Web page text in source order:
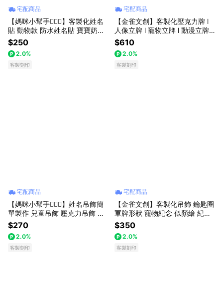
宅配商品
【媽咪小幫手🧚🏻‍♀️】客製化姓名
貼 動物款 防水姓名貼 寶寶奶瓶
貼紙 幼兒園兒童貼紙 客製化水
晶標籤 可愛貼紙
$250
2.0%
客製刻印
宅配商品
【金雀文創】客製化壓克力牌 l
人像立牌 l 寵物立牌 l 動漫立牌 l
擺設 l 裝飾 l 似顏繪 l 禮物 l 紀念
$610
2.0%
客製刻印
宅配商品
【媽咪小幫手🧚🏻‍♀️】姓名吊飾簡
單製作 兒童吊飾 壓克力吊飾 小
朋友吊飾 防遺失 書包吊飾 掛飾
配件 寶寶吊飾 小孩吊飾
$270
2.0%
客製刻印
宅配商品
【金雀文創】客製化吊飾 鑰匙圈
軍牌形狀 寵物紀念 似顏繪 紀念
吊飾 情人節禮物 文字吊飾 姓名
吊飾 情侶鑰匙圈
$350
2.0%
客製刻印